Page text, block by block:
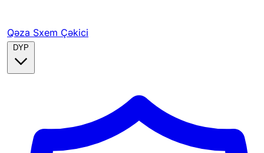
Qəza Sxem Çəkici
DYP